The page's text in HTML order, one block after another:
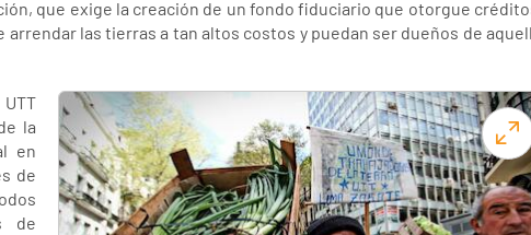
que exige la creación de un fondo fiduciario que otorgue
las tierras a tan altos costos y puedan ser dueños de
la
en
de
de